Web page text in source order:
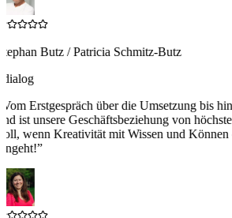
Butz / Patricia Schmitz-Butz
Vom Erstgespräch über die Umsetzung bis
ist unsere Geschäftsbeziehung von
wenn Kreativität mit Wissen und Können
”